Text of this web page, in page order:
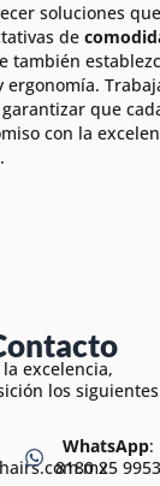
soluciones
de
también
ergonomía.
que
con la
excelencia,
los siguientes
WhatsApp:
8180 25 9953